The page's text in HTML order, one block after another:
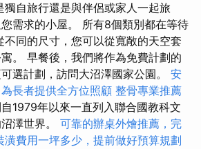
自旅行還是與伴侶或家人一起旅
需求的小屋。 所有8個類別都在等待
不同的尺寸，您可以從寬敞的天空套
。 早餐後，我們將作為免費計劃的
選計劃，訪問大沼澤國家公園。 安
長者提供全方位照顧 整骨專業推薦
1979年以來一直列入聯合國教科文
澤世界。 可靠的辦桌外燴推薦，完
潢費用一坪多少，提前做好預算規劃